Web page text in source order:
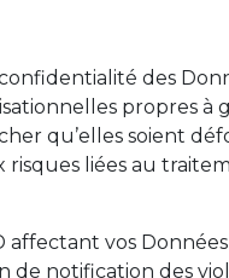
des
propres à
qu’elles soient
liées au
affectant vos
de notification des